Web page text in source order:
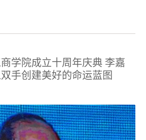
学院成立十周年庆典 李嘉
手创建美好的命运蓝图